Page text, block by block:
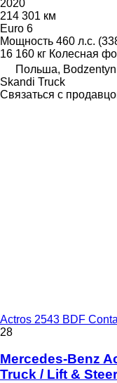
2020
214 301 км
Euro 6
Мощность 460 л.с.
16 160 кг Колесная
Польша, Bodzentyn
Skandi Truck
Связаться с
Actros 2543 BDF
28
Mercedes-Benz
Truck / Lift &